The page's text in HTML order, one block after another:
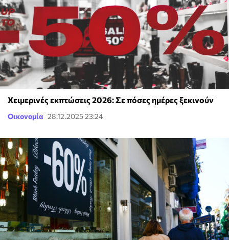
Χειμερινές εκπτώσεις 2026: Σε πόσες ημέρες ξεκινούν
Οικονομία 28.12.2025 23:24